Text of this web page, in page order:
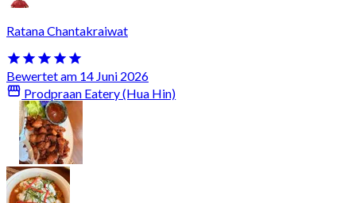
Ratana Chantakraiwat
Bewertet am 14 Juni 2026
Prodpraan Eatery (Hua Hin)